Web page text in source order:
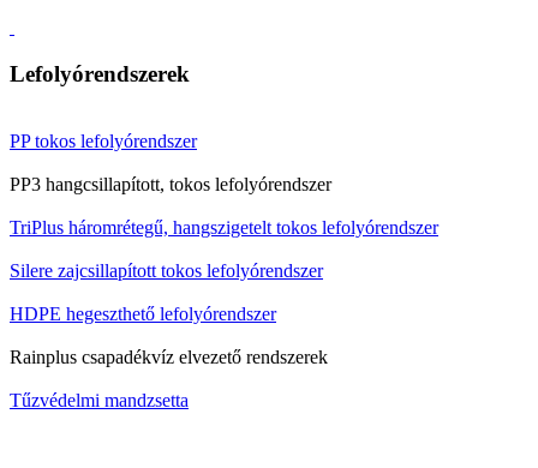
Lefolyórendszerek
PP tokos lefolyórendszer
PP3 hangcsillapított, tokos lefolyórendszer
TriPlus háromrétegű, hangszigetelt tokos lefolyórendszer
Silere zajcsillapított tokos lefolyórendszer
HDPE hegeszthető lefolyórendszer
Rainplus csapadékvíz elvezető rendszerek
Tűzvédelmi mandzsetta